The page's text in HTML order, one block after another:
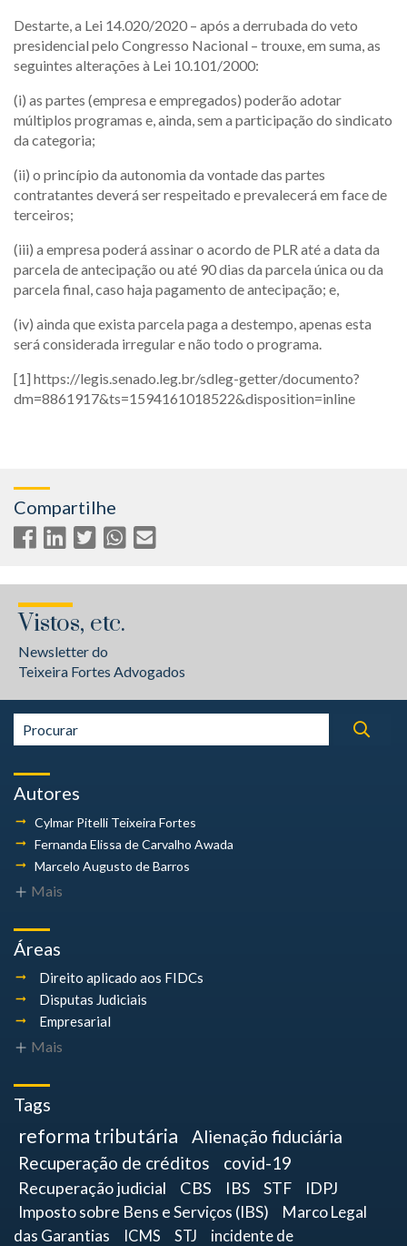
Destarte, a Lei 14.020/2020 – após a derrubada do veto
presidencial pelo Congresso Nacional – trouxe, em suma, as
seguintes alterações à Lei 10.101/2000:
(i) as partes (empresa e empregados) poderão adotar
múltiplos programas e, ainda, sem a participação do sindicato
da categoria;
(ii) o princípio da autonomia da vontade das partes
contratantes deverá ser respeitado e prevalecerá em face de
terceiros;
(iii) a empresa poderá assinar o acordo de PLR até a data da
parcela de antecipação ou até 90 dias da parcela única ou da
parcela final, caso haja pagamento de antecipação; e,
(iv) ainda que exista parcela paga a destempo, apenas esta
será considerada irregular e não todo o programa.
[1] https://legis.senado.leg.br/sdleg-getter/documento?
dm=8861917&ts=1594161018522&disposition=inline
Compartilhe
Vistos, etc.
Newsletter do
Teixeira Fortes Advogados
Autores
Cylmar Pitelli Teixeira Fortes
Fernanda Elissa de Carvalho Awada
Marcelo Augusto de Barros
Mais
Áreas
Direito aplicado aos FIDCs
Disputas Judiciais
Empresarial
Mais
Tags
reforma tributária
Alienação fiduciária
Recuperação de créditos
covid-19
Recuperação judicial CBS IBS STF
IDPJ
Imposto sobre Bens e Serviços (IBS)
Marco Legal
das Garantias
ICMS STJ
incidente de